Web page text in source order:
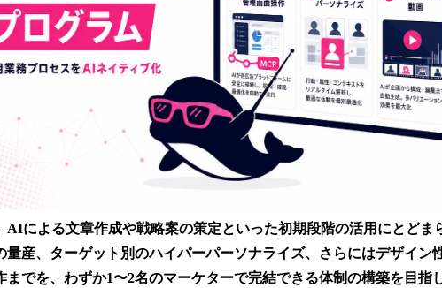
AIによる文章作成や戦略案の策定といった初期段階の活用にとどま
量産、ターゲット別のハイパーパーソナライズ、さらにはデザイン
までを、わずか1〜2名のマーケターで完結できる体制の構築を目指